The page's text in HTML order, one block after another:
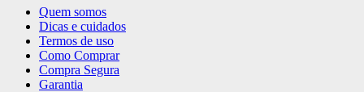
Quem somos
Dicas e cuidados
Termos de uso
Como Comprar
Compra Segura
Garantia